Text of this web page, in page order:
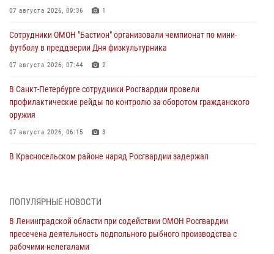
07 августа 2026, 09:36 1
Сотрудники ОМОН "Бастион" организовали чемпионат по мини-
футболу в преддверии Дня физкультурника
07 августа 2026, 07:44 2
В Санкт-Петербурге сотрудники Росгвардии провели
профилактические рейды по контролю за оборотом гражданского
оружия
07 августа 2026, 06:15 3
В Красносельском районе наряд Росгвардии задержал
06 августа 2026, 13:39 1
В Центральном районе росгвардейцы оперативно задержали
хулигана, стрелявшего из пускового устройства рядом с жилыми
домами
ПОПУЛЯРНЫЕ НОВОСТИ
В Ленинградской области при содействии ОМОН Росгвардии
пресечена деятельность подпольного рыбного производства с
рабочими-нелегалами